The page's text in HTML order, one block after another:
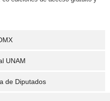
UNAM
de Diputados